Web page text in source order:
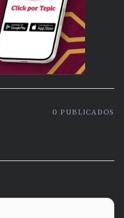
0 PUBLICADOS